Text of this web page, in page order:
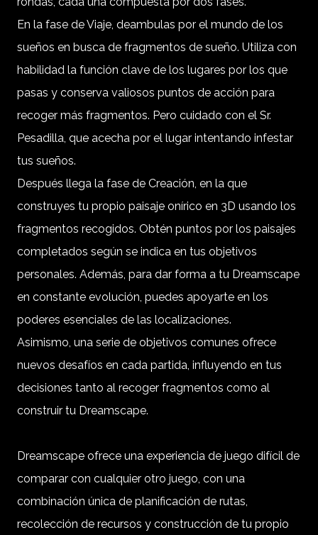
En la fase de Viaje, deambulas por el mundo de los
sueños en busca de fragmentos de sueño. Utiliza con
habilidad la función clave de los lugares por los que
pasas y conserva valiosos puntos de acción para
recoger más fragmentos. Pero cuidado con el Sr.
Pesadilla, que acecha por el lugar intentando infestar
tus sueños.
Después llega la fase de Creación, en la que
construyes tu propio paisaje onírico en 3D usando los
fragmentos recogidos. Obtén puntos por los paisajes
completados según se indica en tus objetivos
personales. Además, para dar forma a tu Dreamscape
en constante evolución, puedes apoyarte en los
poderes esenciales de las localizaciones.
Asimismo, una serie de objetivos comunes ofrece
nuevos desafíos en cada partida, influyendo en tus
decisiones tanto al recoger fragmentos como al
construir tu Dreamscape.
Dreamscape ofrece una experiencia de juego difícil de
comparar con cualquier otro juego, con una
combinación única de planificación de rutas,
recolección de recursos y construcción de tu propio